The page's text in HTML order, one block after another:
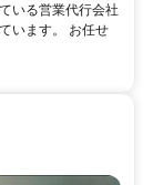
いる営業代行会社
います。 お任せ